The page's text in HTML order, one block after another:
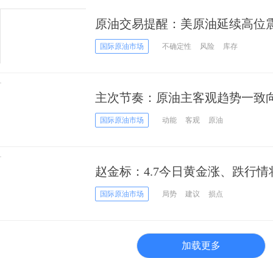
原油交易提醒：美原油延续高位
加剧
国际原油市场 不确定性 风险 库存
主次节奏：原油主客观趋势一致
国际原油市场 动能 客观 原油
赵金标：4.7今日黄金涨、跌行
策略
国际原油市场 局势 建议 损点
加载更多